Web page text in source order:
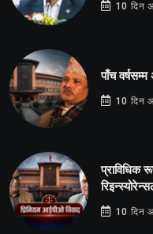
10 दिन
पाँच
10 दिन
प्राविधिक
10 दिन